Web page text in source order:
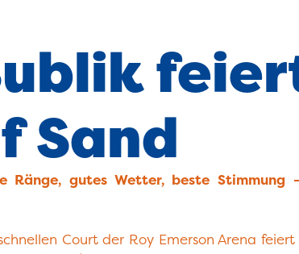
Sand
Ränge, gutes Wetter, beste
Court der Roy Emerson Arena